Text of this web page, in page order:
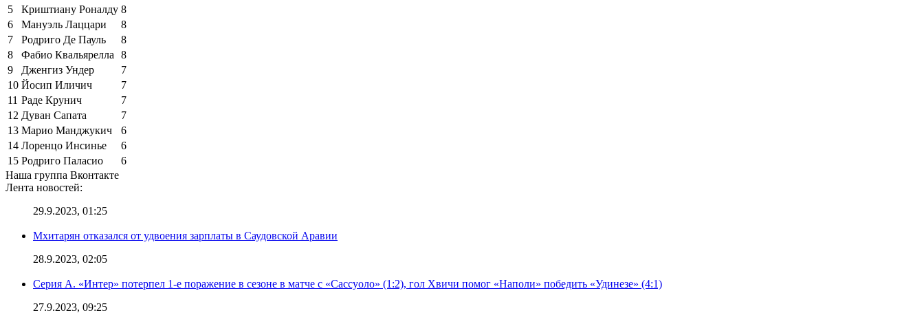
5
Криштиану Роналду 8
6
Мануэль Лаццари
8
7
Родриго Де Пауль
8
8
Фабио Квальярелла
8
9
Дженгиз Ундер
7
10 Йосип Иличич
7
11 Раде Крунич
7
12 Дуван Сапата
7
13 Марио Манджукич
6
14 Лоренцо Инсинье
6
15 Родриго Паласио
6
Наша группа Вконтакте
Лента новостей:
29.9.2023, 01:25
Мхитарян отказался от удвоения зарплаты в Саудовской Аравии
28.9.2023, 02:05
Серия А. «Интер» потерпел 1-е поражение в сезоне в матче с «Сассуоло» (1:2), гол Хвичи помог «Наполи» победить «Удинезе» (4:1)
27.9.2023, 09:25